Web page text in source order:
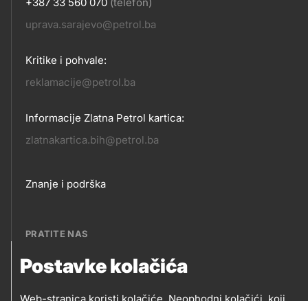
Postavke kolačića
KONTAKT
uprava.sarajevo@petrol.ba
Kritike i pohvale:
reklamacije@petrol.ba
Informacije Zlatna Petrol kartica:
zlatnakartica.bih@petrol.ba
Footer
Znanje i podrška
PRATITE NAS
PRATITE
Petrol BH Oil Company, d.o.o.
Džemala Bijedića 202, 71210 Ilidža, Sarajevo